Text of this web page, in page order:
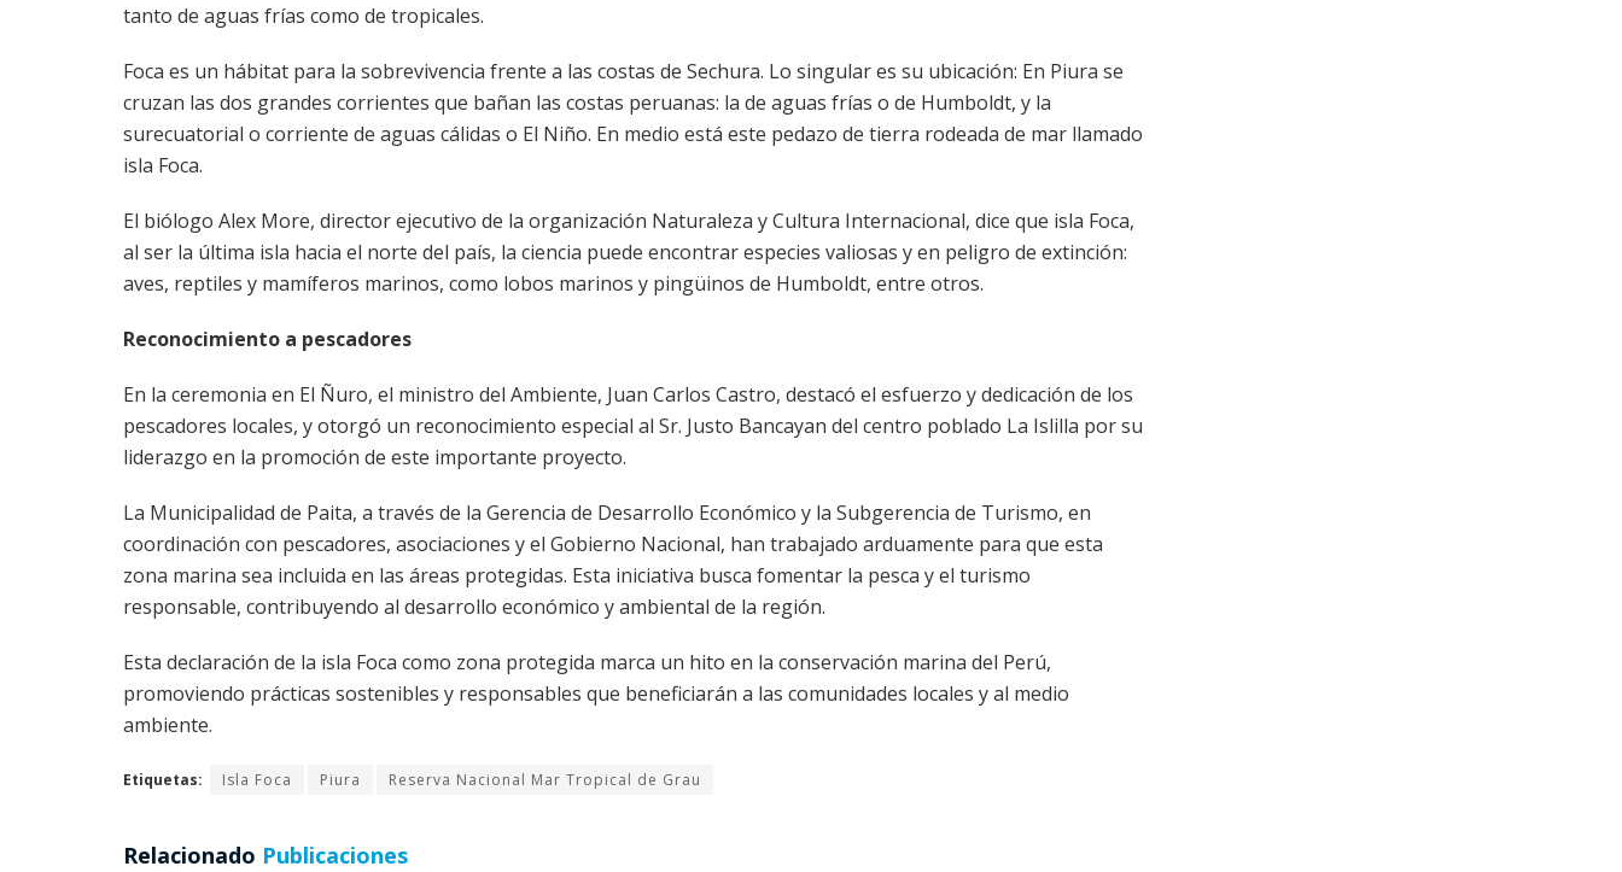
tanto de aguas frías como de tropicales.
Foca es un hábitat para la sobrevivencia frente a las costas de Sechura. Lo singular es su ubicación: En Piura se
cruzan las dos grandes corrientes que bañan las costas peruanas: la de aguas frías o de Humboldt, y la
surecuatorial o corriente de aguas cálidas o El Niño. En medio está este pedazo de tierra rodeada de mar llamado
isla Foca.
El biólogo Alex More, director ejecutivo de la organización Naturaleza y Cultura Internacional, dice que isla Foca,
al ser la última isla hacia el norte del país, la ciencia puede encontrar especies valiosas y en peligro de extinción:
aves, reptiles y mamíferos marinos, como lobos marinos y pingüinos de Humboldt, entre otros.
Reconocimiento a pescadores
En la ceremonia en El Ñuro, el ministro del Ambiente, Juan Carlos Castro, destacó el esfuerzo y dedicación de los
pescadores locales, y otorgó un reconocimiento especial al Sr. Justo Bancayan del centro poblado La Islilla por su
liderazgo en la promoción de este importante proyecto.
La Municipalidad de Paita, a través de la Gerencia de Desarrollo Económico y la Subgerencia de Turismo, en
coordinación con pescadores, asociaciones y el Gobierno Nacional, han trabajado arduamente para que esta
zona marina sea incluida en las áreas protegidas. Esta iniciativa busca fomentar la pesca y el turismo
responsable, contribuyendo al desarrollo económico y ambiental de la región.
Esta declaración de la isla Foca como zona protegida marca un hito en la conservación marina del Perú,
promoviendo prácticas sostenibles y responsables que beneficiarán a las comunidades locales y al medio
ambiente.
Etiquetas: Isla Foca Piura Reserva Nacional Mar Tropical de Grau
Relacionado Publicaciones